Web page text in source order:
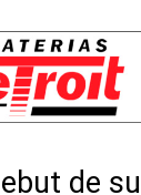
de